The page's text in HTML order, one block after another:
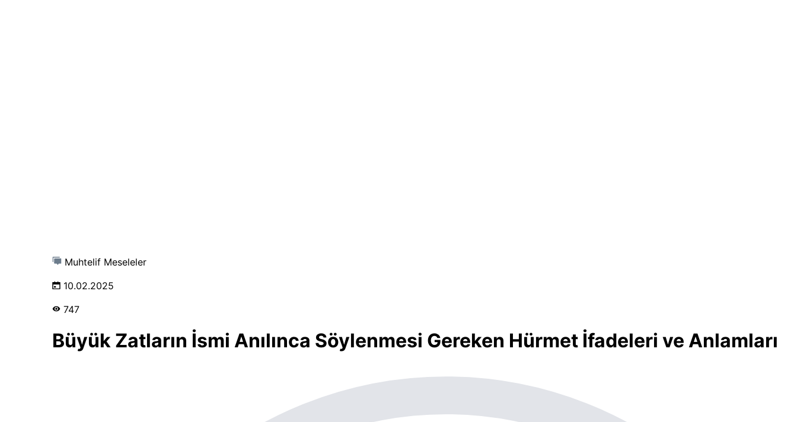
Muhtelif Meseleler
10.02.2025
747
Büyük Zatların İsmi Anılınca Söylenmesi Gereken Hürmet İfadeleri ve Anlamları